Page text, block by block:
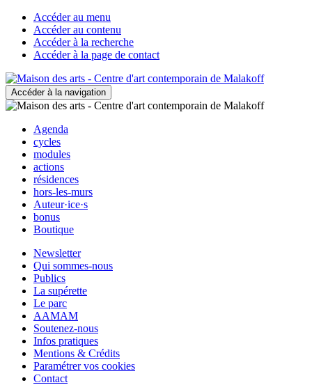
Accéder au menu
Accéder au contenu
Accéder à la recherche
Accéder à la page de contact
Accéder à la navigation
Agenda
cycles
modules
actions
résidences
hors-les-murs
Auteur·ice·s
bonus
Boutique
Newsletter
Qui sommes-nous
Publics
La supérette
Le parc
AAMAM
Soutenez-nous
Infos pratiques
Mentions & Crédits
Paramétrer vos cookies
Contact